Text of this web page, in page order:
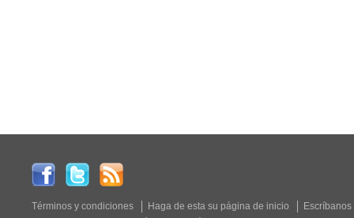
Términos y condiciones Haga de esta su página de inicio
Escríbanos